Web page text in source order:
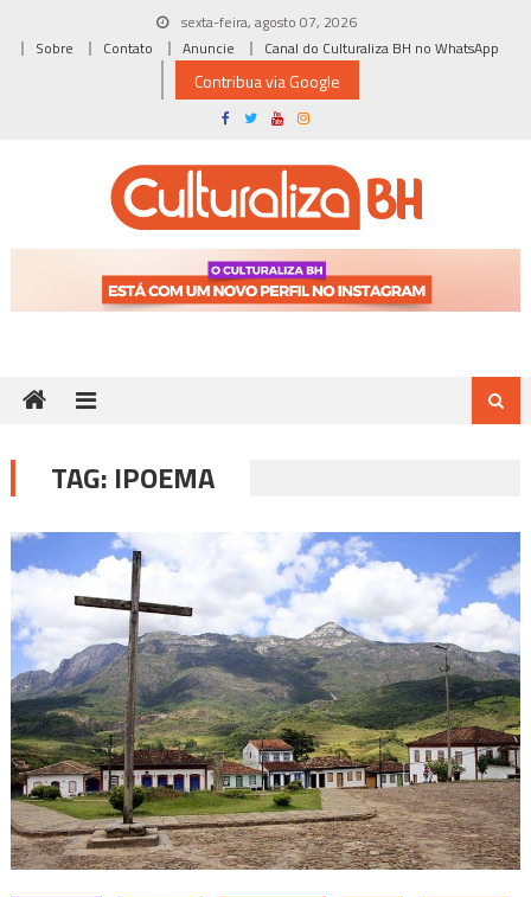
sexta-feira, agosto 07, 2026
Sobre
Contato Anuncie Canal do Culturaliza BH no WhatsApp
Contribua via Google
TAG: IPOEMA